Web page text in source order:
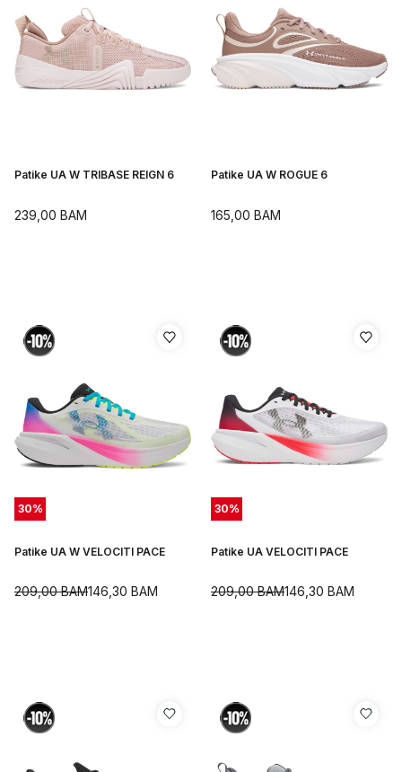
Patike UA W TRIBASE REIGN 6
239,00 BAM
Patike UA W ROGUE 6
165,00 BAM
30%
Patike UA W VELOCITI PACE
146,30 BAM
209,00BAM
30%
Patike UA VELOCITI PACE
146,30 BAM
209,00BAM